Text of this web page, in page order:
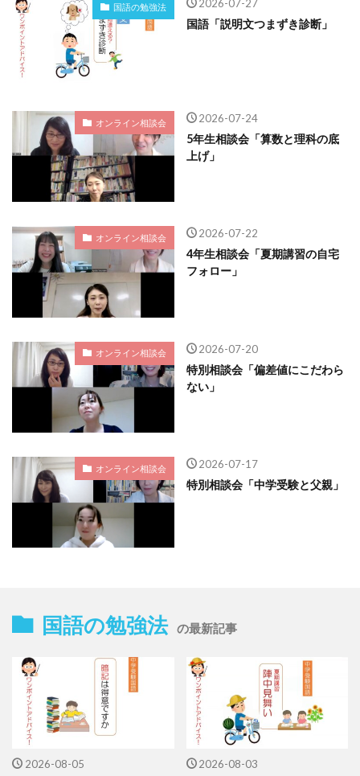
国語の勉強法 2026-07-27
国語「説明文つまずき診断」
オンライン相談会 2026-07-24
5年生相談会「算数と理科の底
上げ」
オンライン相談会 2026-07-22
4年生相談会「夏期講習の自宅
フォロー」
オンライン相談会 2026-07-20
特別相談会「偏差値にこだわら
ない」
オンライン相談会 2026-07-17
特別相談会「中学受験と父親」
国語の勉強法 の最新記事
2026-08-05 2026-08-03